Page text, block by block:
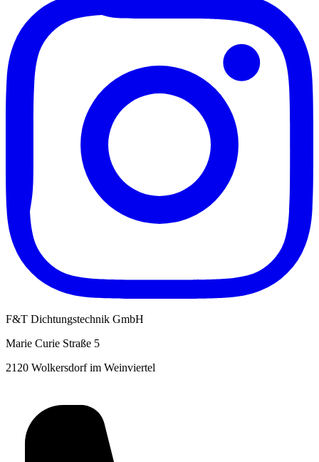
F&T Dichtungstechnik GmbH
Marie Curie Straße 5
2120 Wolkersdorf im Weinviertel